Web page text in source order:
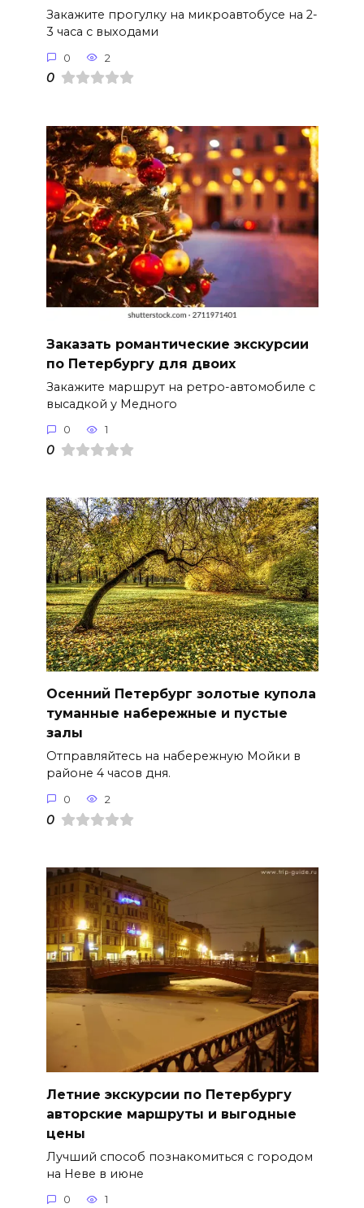
Закажите прогулку на микроавтобусе на 2-
3 часа с выходами
0 2
0
Заказать романтические экскурсии
по Петербургу для двоих
Закажите маршрут на ретро-автомобиле с
высадкой у Медного
0 1
0
Осенний Петербург золотые купола
туманные набережные и пустые
залы
Отправляйтесь на набережную Мойки в
районе 4 часов дня.
0 2
0
Летние экскурсии по Петербургу
авторские маршруты и выгодные
цены
Лучший способ познакомиться с городом
на Неве в июне
0 1